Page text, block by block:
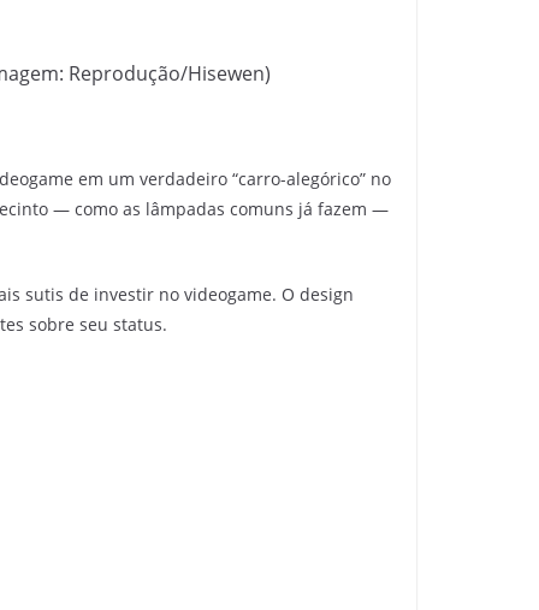
Reprodução/Hisewen)
em um verdadeiro “carro-alegórico” no
— como as lâmpadas comuns já fazem —
sutis de investir no videogame. O design
sobre seu status.